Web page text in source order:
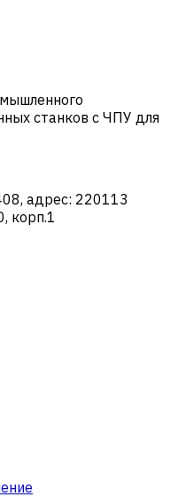
станков с ЧПУ для
адрес: 220113
корп.1